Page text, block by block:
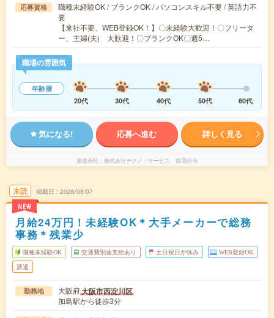
応募資格
職種未経験OK / ブランクOK / パソコンスキル不要 / 英語力不
要
【来社不要、WEB登録OK！】〇未経験大歓迎！〇フリータ
ー、主婦(夫) 大歓迎！〇ブランクOK〇週5…
職場の雰囲気
年齢層
20代
30代 40代 50代 60代
気になる! 応募へ進む 詳しく見る
派遣会社 株式会社テクノ・サービス 採用担当
未読
NEW
掲載日 2026/08/07
月給24万円！未経験OK＊大手メーカーで総務
事務＊残業少
職種未経験OK 交通費別途支給あり 土日祝日が休み WEB登録OK
派遣
勤務地 大阪府大阪市西淀川区
加島駅から徒歩3分